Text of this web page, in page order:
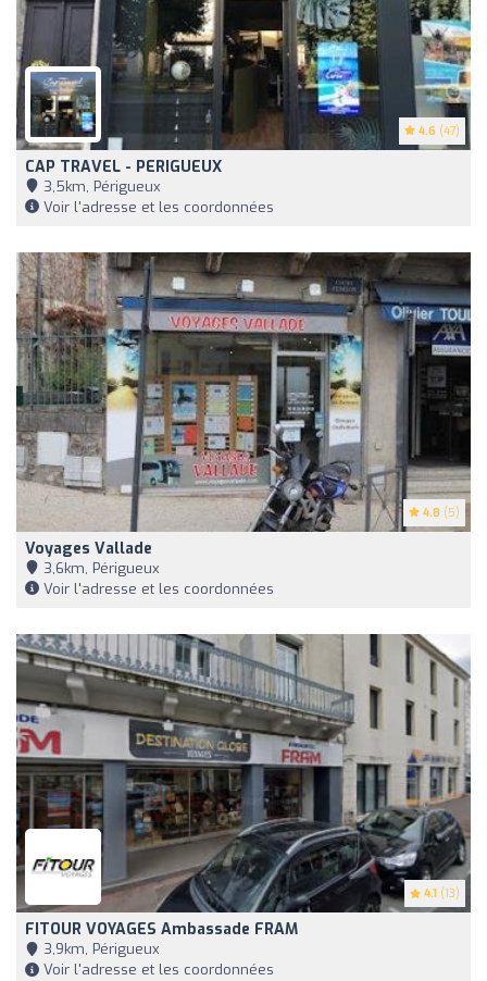
4.6 (47)
CAP TRAVEL - PERIGUEUX
3,5km, Périgueux
Voir l'adresse et les coordonnées
4.8 (5)
Voyages Vallade
3,6km, Périgueux
Voir l'adresse et les coordonnées
4.1 (13)
FITOUR VOYAGES Ambassade FRAM
3,9km, Périgueux
Voir l'adresse et les coordonnées